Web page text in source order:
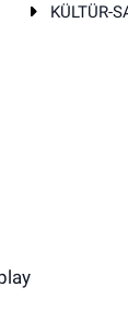
KÜLTÜR-